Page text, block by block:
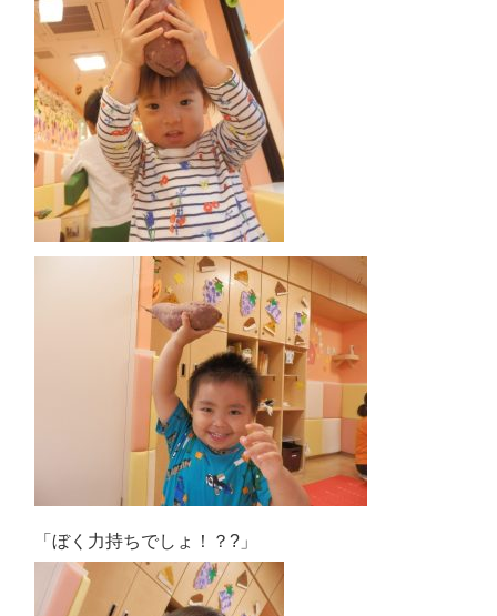
「ぼく力持ちでしょ！？?」